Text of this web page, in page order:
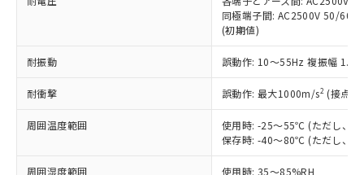
同極端子間: AC2500V 50/
(初期値)
耐振動 誤動作: 10～55Hz 複振幅
耐衝撃 誤動作: 最大1000m/s2 (接点
周囲温度範囲
使用時: -25～55℃ (ただし、氷
保存時: -40～80℃ (ただし、氷
周囲湿度範囲 使用時: 35～85%RH
在庫状況および標準価格照会結果は、
記載している更新日時点での社内デー
タに基づき作成されるものであり、閲
覧された時点での実際の在庫および標
準価格とは異なる場合があることをご
正式な納期状況および標準価格はお客
様のお取引先、またはお客様担当のオ
ムロン制御機器販売店・当社販売員に
むを得ず変更することがあります。
六価クロム(Cr(Ⅵ)) 1000ppm以下、ポリ臭化ビフェニル
類(PBB) 1000ppm以下、ポリ臭化ジフェニルエーテル類
(PBDE) 1000ppm以下、フタル酸ビス(2-エチルヘキシ
ル) (DEHP)(別名：DOP) 1000ppm以下、フタル酸ブチ
ルベンジル（BBP） 1000ppm以下、フタル酸ジブチル
（DBP） 1000ppm以下、フタル酸ジイソブチル
「－」：未確認です。当社販売部門へお問
*中国RoHS10物質の基準値 (GB/T26572)：
Pb(鉛) :1000ppm、 Hg(水銀) : 1000ppm、 Cd(カドミウ
Cr(Ⅵ)(六価クロム) : 1000ppm、 PBBs(ポリ臭化ビフェ
DBP(フタル酸ジブチル) : 1000ppm、 DIBP(フタル酸ジ
イソブチル) : 1000ppm、 BBP(フタル酸ブチルベンジ
DEHP(フタル酸ビス(2-エチルヘキシル)) : 1000ppm
為替および外国貿易法に定める商品
（以下｢規制貨物等」という）を輸出
または国外への提供する場合は、日本
国政府の輸出許可(または役務取引許
可)を取得するなどの必要な手続きを
当社は規制貨物を破棄する場合は、完
全に破砕するなど、違法に輸出されな
いよう必要な手段を講じます。
当社は貴社製品を、核兵器、ミサイ
一定数以上の在庫あり
一定数には満たないが在庫あり